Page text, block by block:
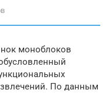
моноблоков
По данным